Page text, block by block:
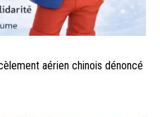
aérien chinois dénoncé